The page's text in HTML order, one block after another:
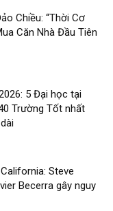
Chiều: “Thời Cơ
Căn Nhà Đầu Tiên
5 Đại học tại
Trường Tốt nhất
Steve
Becerra gây nguy